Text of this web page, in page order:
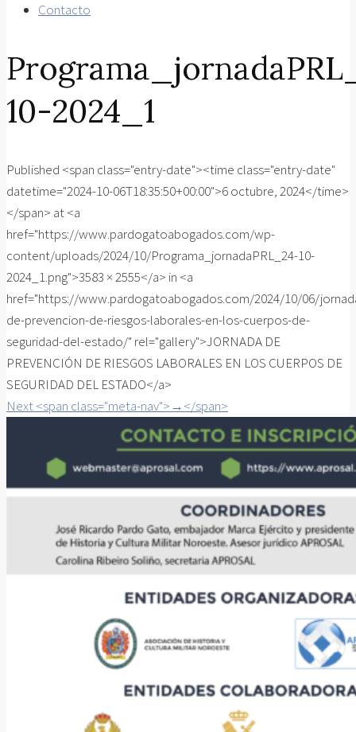
Contacto
10-2024_1
Published <span class="entry-date"><time class="entry-date"
datetime="2024-10-06T18:35:50+00:00">6 octubre, 2024</time>
</span> at <a
href="https://www.pardogatoabogados.com/wp-
content/uploads/2024/10/Programa_jornadaPRL_24-10-
2024_1.png">3583 × 2555</a> in <a
href="https://www.pardogatoabogados.com/2024/10/06/
de-prevencion-de-riesgos-laborales-en-los-cuerpos-de-
seguridad-del-estado/" rel="gallery">JORNADA DE
PREVENCIÓN DE RIESGOS LABORALES EN LOS CUERPOS DE
SEGURIDAD DEL ESTADO</a>
Next <span class="meta-nav">→</span>